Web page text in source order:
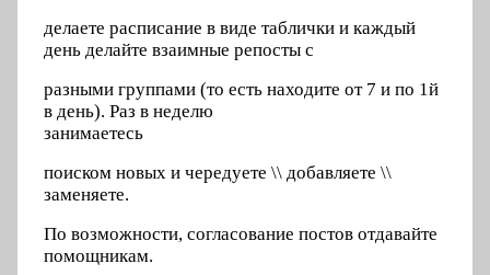
делаете расписание в виде таблички и каждый
день делайте взаимные репосты с
разными группами (то есть находите от 7 и по 1й
в день). Раз в неделю
занимаетесь
поиском новых и чередуете \\ добавляете \\
заменяете.
По возможности, согласование постов отдавайте
помощникам.